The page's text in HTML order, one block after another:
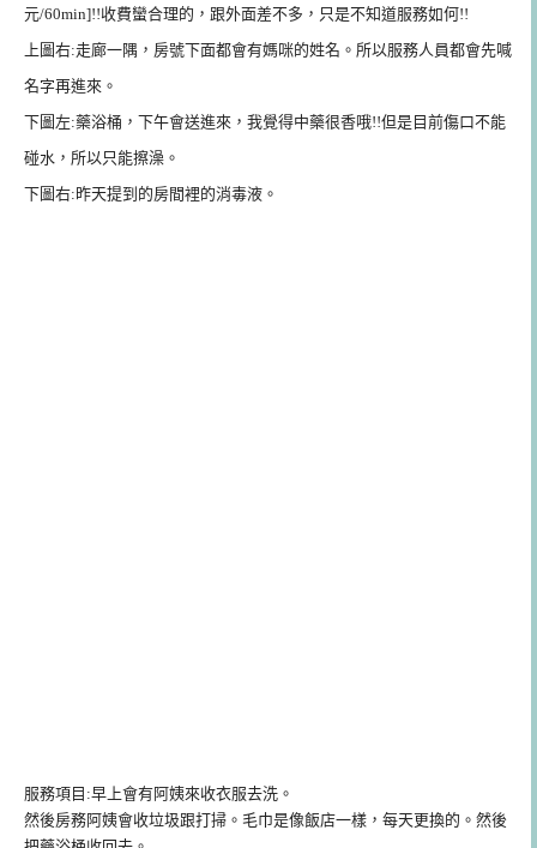
元/60min]!!收費蠻合理的，跟外面差不多，只是不知道服務如何!!
上圖右:走廊一隅，房號下面都會有媽咪的姓名。所以服務人員都會先喊
名字再進來。
下圖左:藥浴桶，下午會送進來，我覺得中藥很香哦!!但是目前傷口不能
碰水，所以只能擦澡。
下圖右:昨天提到的房間裡的消毒液。
服務項目:早上會有阿姨來收衣服去洗。
然後房務阿姨會收垃圾跟打掃。毛巾是像飯店一樣，每天更換的。然後